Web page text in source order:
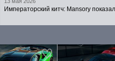
Императорский китч: Mansory